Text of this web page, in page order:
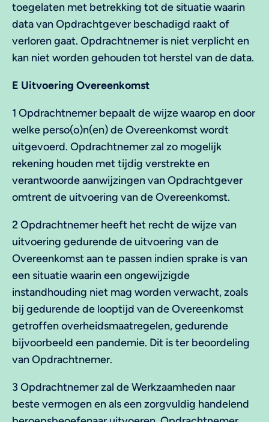
toegelaten met betrekking tot de situatie waarin
data van Opdrachtgever beschadigd raakt of
verloren gaat. Opdrachtnemer is niet verplicht en
kan niet worden gehouden tot herstel van de data.
E Uitvoering Overeenkomst
1 Opdrachtnemer bepaalt de wijze waarop en door
welke perso(o)n(en) de Overeenkomst wordt
uitgevoerd. Opdrachtnemer zal zo mogelijk
rekening houden met tijdig verstrekte en
verantwoorde aanwijzingen van Opdrachtgever
omtrent de uitvoering van de Overeenkomst.
2 Opdrachtnemer heeft het recht de wijze van
uitvoering gedurende de uitvoering van de
Overeenkomst aan te passen indien sprake is van
een situatie waarin een ongewijzigde
instandhouding niet mag worden verwacht, zoals
bij gedurende de looptijd van de Overeenkomst
getroffen overheidsmaatregelen, gedurende
bijvoorbeeld een pandemie. Dit is ter beoordeling
van Opdrachtnemer.
3 Opdrachtnemer zal de Werkzaamheden naar
beste vermogen en als een zorgvuldig handelend